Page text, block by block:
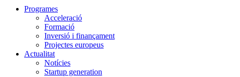
Programes
Acceleració
Formació
Inversió i finançament
Projectes europeus
Actualitat
Notícies
Startup generation